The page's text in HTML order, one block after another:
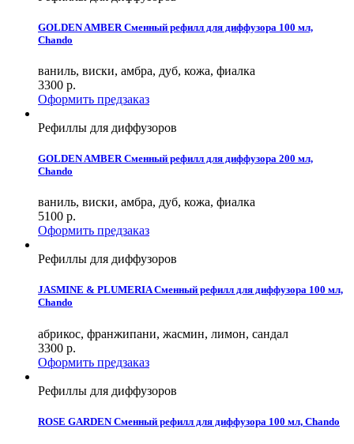
GOLDEN AMBER Сменный рефилл для диффузора 100 мл,
Chando
ваниль, виски, амбра, дуб, кожа, фиалка
3300 р.
Оформить предзаказ
Рефиллы для диффузоров
GOLDEN AMBER Сменный рефилл для диффузора 200 мл,
Chando
ваниль, виски, амбра, дуб, кожа, фиалка
5100 р.
Оформить предзаказ
Рефиллы для диффузоров
JASMINE & PLUMERIA Сменный рефилл для диффузора 100 мл,
Chando
абрикос, франжипани, жасмин, лимон, сандал
3300 р.
Оформить предзаказ
Рефиллы для диффузоров
ROSE GARDEN Сменный рефилл для диффузора 100 мл, Chando